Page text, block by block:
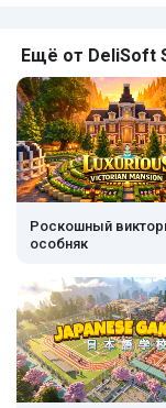
Ещё от DeliSoft
Роскошный
особняк